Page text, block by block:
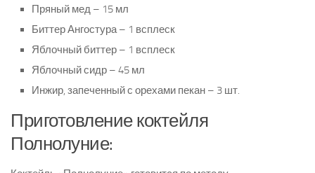
Пряный мед – 15 мл
Биттер Ангостура – 1 всплеск
Яблочный биттер – 1 всплеск
Яблочный сидр – 45 мл
Инжир, запеченный с орехами пекан – 3 шт.
Приготовление коктейля
Полнолуние: